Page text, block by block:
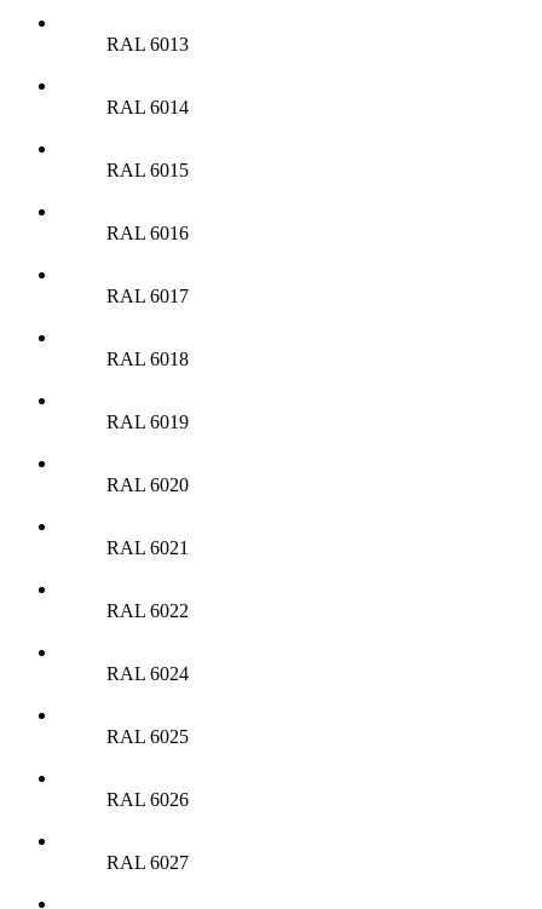
RAL 6013
RAL 6014
RAL 6015
RAL 6016
RAL 6017
RAL 6018
RAL 6019
RAL 6020
RAL 6021
RAL 6022
RAL 6024
RAL 6025
RAL 6026
RAL 6027